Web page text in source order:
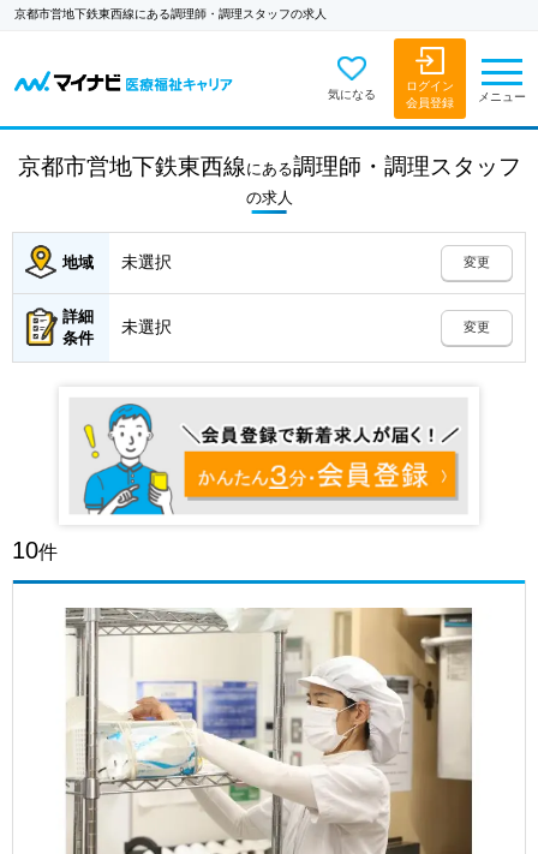
京都市営地下鉄東西線にある調理師・調理スタッフの求人
気になる
ログイン
会員登録
メニュー
京都市営地下鉄東西線 にある調理師・調理スタッフ
の求人
地域 未選択 変更
詳細
条件
未選択 変更
10件